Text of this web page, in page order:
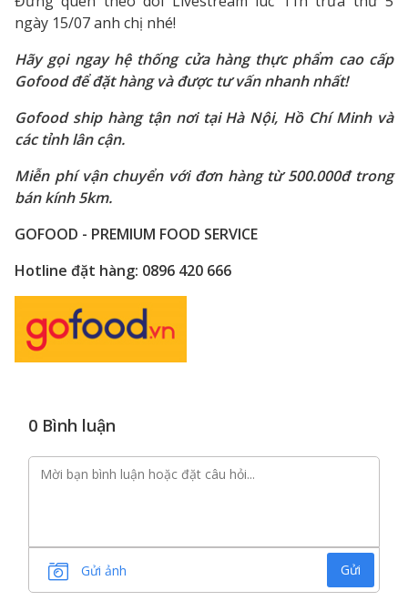
ngày 15/07 anh chị nhé!
Hãy gọi ngay hệ thống cửa hàng thực phẩm cao cấp
Gofood để đặt hàng và được tư vấn nhanh nhất!
Gofood ship hàng tận nơi tại Hà Nội, Hồ Chí Minh và
các tỉnh lân cận.
Miễn phí vận chuyển với đơn hàng từ 500.000đ trong
bán kính 5km.
GOFOOD - PREMIUM FOOD SERVICE
Hotline đặt hàng: 0896 420 666
0 Bình luận
Gửi ảnh Gửi